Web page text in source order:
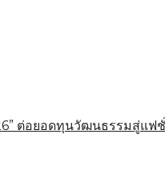
ต่อยอดทุนวัฒนธรรมสู่แฟ